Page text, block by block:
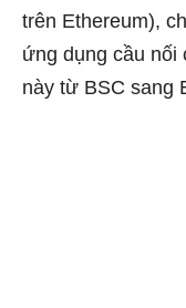
trên Ethereum),
ứng dụng cầu nối
này từ BSC sang